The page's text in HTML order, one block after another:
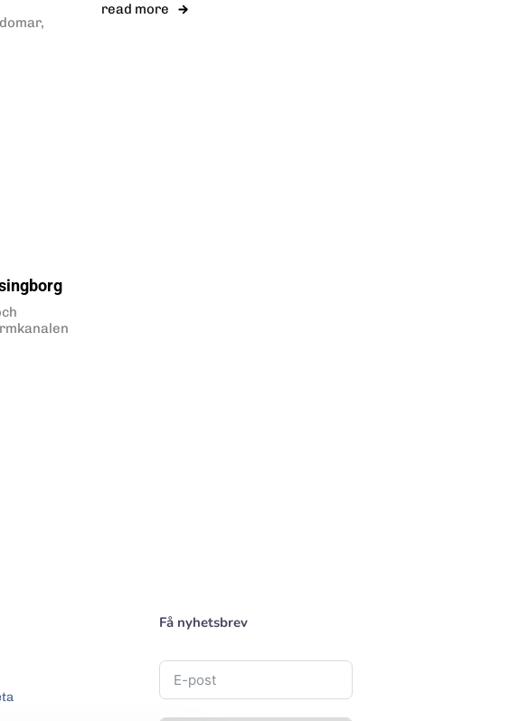
read more
Få nyhetsbrev